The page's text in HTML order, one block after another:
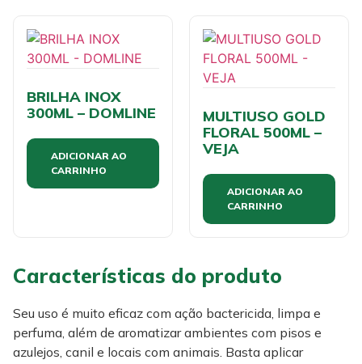
BRILHA INOX
300ML – DOMLINE
ADICIONAR AO
CARRINHO
MULTIUSO GOLD
FLORAL 500ML –
VEJA
ADICIONAR AO
CARRINHO
Características do produto
Seu uso é muito eficaz com ação bactericida, limpa e
perfuma, além de aromatizar ambientes com pisos e
azulejos, canil e locais com animais. Basta aplicar